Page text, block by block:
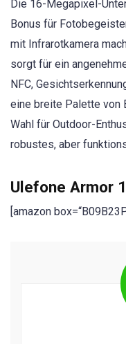
Die 16-Megapixel-
Bonus für
mit Infrarotkamera
sorgt für ein
NFC,
eine breite Palette von
Wahl für Outdoor-
robustes, aber
Ulefone Armor
[amazon